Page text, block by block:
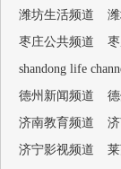
潍坊生活频道
枣庄公共频道
shandong life
德州新闻频道
济南教育频道
济宁影视频道